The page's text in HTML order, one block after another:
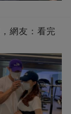
網友：看完